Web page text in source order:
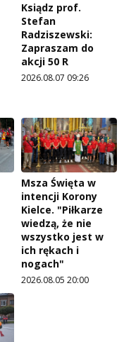
Ksiądz prof.
Stefan
Radziszewski:
Zapraszam do
akcji 50 R
2026.08.07 09:26
Msza Święta w
intencji Korony
Kielce. "Piłkarze
wiedzą, że nie
wszystko jest w
ich rękach i
nogach"
2026.08.05 20:00